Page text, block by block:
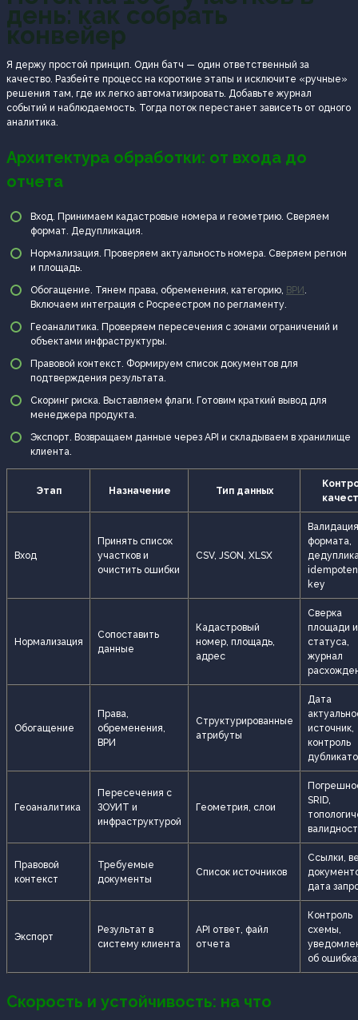
день: как собрать
конвейер
Я держу простой принцип. Один батч — один ответственный за
качество. Разбейте процесс на короткие этапы и исключите «ручные»
решения там, где их легко автоматизировать. Добавьте журнал
событий и наблюдаемость. Тогда поток перестанет зависеть от одного
аналитика.
Архитектура обработки: от входа до
отчета
Вход. Принимаем кадастровые номера и геометрию. Сверяем
формат. Дедупликация.
Нормализация. Проверяем актуальность номера. Сверяем регион
и площадь.
Обогащение. Тянем права, обременения, категорию, ВРИ.
Включаем интеграция с Росреестром по регламенту.
Геоаналитика. Проверяем пересечения с зонами ограничений и
объектами инфраструктуры.
Правовой контекст. Формируем список документов для
подтверждения результата.
Скоринг риска. Выставляем флаги. Готовим краткий вывод для
менеджера продукта.
Экспорт. Возвращаем данные через API и складываем в хранилище
клиента.
Этап Назначение Тип данных
Вход
Принять список
участков и
очистить ошибки
CSV, JSON, XLSX
Валидация
формата,
key
Нормализация
Сопоставить
данные
Кадастровый
номер, площадь,
адрес
Сверка
площади и
статуса,
журнал
Обогащение
Права,
обременения,
ВРИ
Структурированные
атрибуты
Дата
источник,
контроль
Геоаналитика
Пересечения с
ЗОУИТ и
инфраструктурой
Геометрия, слои
SRID,
Правовой
контекст
Требуемые
документы
Список источников
Ссылки,
дата
Экспорт
Результат в
систему клиента
API ответ, файл
отчета
Контроль
схемы,
об
Скорость и устойчивость: на что